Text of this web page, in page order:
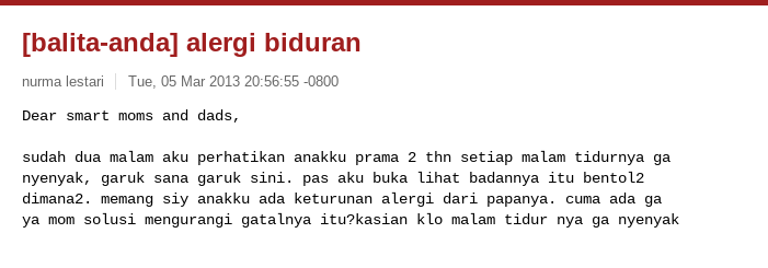
[balita-anda] alergi biduran
nurma lestari Tue, 05 Mar 2013 20:56:55 -0800
Dear smart moms and dads,
sudah dua malam aku perhatikan anakku prama 2 thn setiap malam tidurnya ga
nyenyak, garuk sana garuk sini. pas aku buka lihat badannya itu bentol2
dimana2. memang siy anakku ada keturunan alergi dari papanya. cuma ada ga
ya mom solusi mengurangi gatalnya itu?kasian klo malam tidur nya ga nyenyak